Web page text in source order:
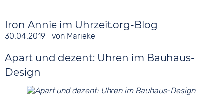
Iron Annie im Uhrzeit.org-Blog
30.04.2019 von Marieke
Apart und dezent: Uhren im Bauhaus-
Design